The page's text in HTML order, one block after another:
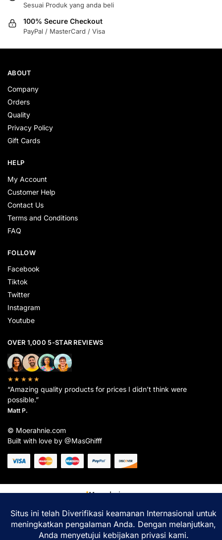
Sesuai Produk yang anda beli
100% Secure Checkout
PayPal / MasterCard / Visa
ABOUT
Company
Orders
Quality
Privacy Policy
Gift Cards
HELP
My Account
Customer Help
Contact Us
Terms and Conditions
FAQ
FOLLOW
Facebook
Tiktok
Twitter
Instagram
Youtube
OVER 1,000 5-STAR REVIEWS
★★★★★
“Amazing quality products for prices I didn’t think were
possible.”
Matt P.
© Moerahnie.com
Built with love by @MasGhifff
Moerahnie.com
pengalaman belanja terbaik Anda.